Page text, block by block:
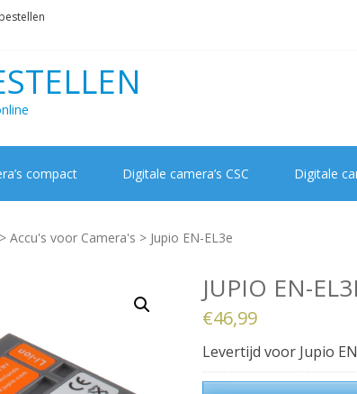
compact Digitale camera’s CSC Digitale
> Accu's voor Camera's > Jupio EN-EL3e
JUPIO EN-
€46,99
Levertijd voor Jupio